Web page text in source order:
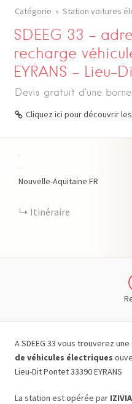
Catégorie Station voitures
SDEEG 33 –
recharge
EYRANS – Lieu-
Devis gratuit d’une
Cliquez ici pour découvrir
Nouvelle-Aquitaine FR
Itinéraire
A SDEEG 33 vous trouverez
de véhicules électriques
Lieu-Dit Pontet 33390 EYRANS
La station est opérée par IZIVIA